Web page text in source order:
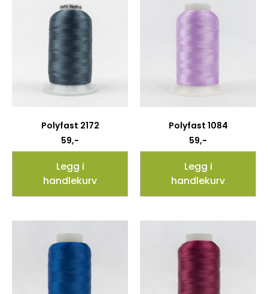
Polyfast 2172
59,-
Legg i
handlekurv
Polyfast 1084
59,-
Legg i
handlekurv